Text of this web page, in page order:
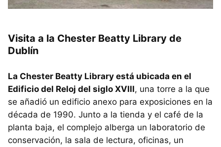
Visita a la Chester Beatty Library de
Dublín
La Chester Beatty Library está ubicada en el
Edificio del Reloj del siglo XVIII, una torre a la que
se añadió un edificio anexo para exposiciones en la
década de 1990. Junto a la tienda y el café de la
planta baja, el complejo alberga un laboratorio de
conservación, la sala de lectura, oficinas, un